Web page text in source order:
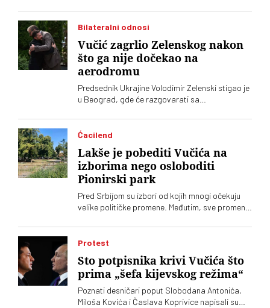
glasa. Nema sumnje da će režimski tabloidi
skoro svakodnevno lansirati „megaekskluzive“
Bilateralni odnosi
Vučić zagrlio Zelenskog nakon
što ga nije dočekao na
aerodromu
Predsednik Ukrajine Volodimir Zelenski stigao je
u Beograd, gde će razgovarati sa
premijerom Đurom Macutom. Ovo je njegova
prva zvanična poseta Srbiji. Dolazak Zelenskog
Tesla, gde ga je umesto Vučića dočekala
ministarka energetike Dubravka Đedović
Handanović
Ćacilend
Lakše je pobediti Vučića na
izborima nego osloboditi
Pionirski park
Pred Srbijom su izbori od kojih mnogi očekuju
velike političke promene. Međutim, sve promene
gradskih parkova, a „Ćacilend” još uvek okupira
Pionirski
Protest
Sto potpisnika krivi Vučića što
prima „šefa kijevskog režima“
Poznati desničari poput Slobodana Antonića,
Miloša Kovića i Časlava Koprivice napisali su